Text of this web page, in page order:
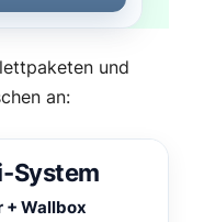
und
an:
System
+ Wallbox